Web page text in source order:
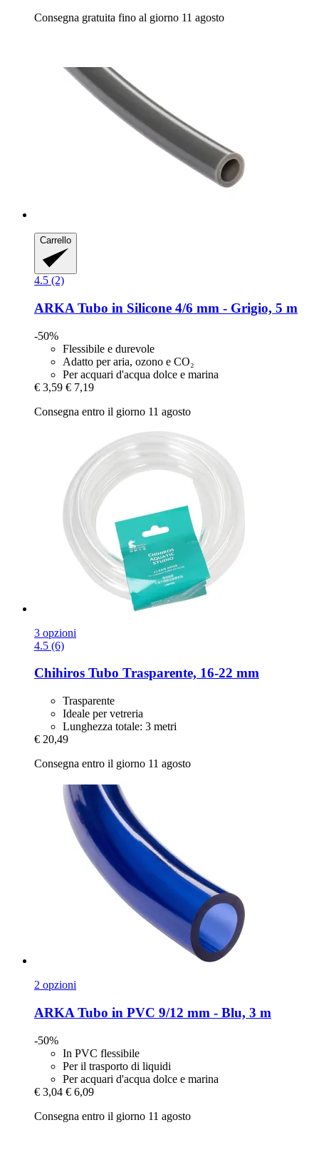
Consegna gratuita fino al giorno 11 agosto
Carrello
4.5 (2)
ARKA Tubo in Silicone 4/6 mm -​ Grigio, 5 m
-50%
Flessibile e durevole
Adatto per aria, ozono e CO₂
Per acquari d'acqua dolce e marina
€ 3,59 € 7,19
Consegna entro il giorno 11 agosto
3 opzioni
4.5 (6)
Chihiros Tubo Trasparente, 16-​22 mm
Trasparente
Ideale per vetreria
Lunghezza totale: 3 metri
€ 20,49
Consegna entro il giorno 11 agosto
2 opzioni
ARKA Tubo in PVC 9/12 mm -​ Blu, 3 m
-50%
In PVC flessibile
Per il trasporto di liquidi
Per acquari d'acqua dolce e marina
€ 3,04 € 6,09
Consegna entro il giorno 11 agosto